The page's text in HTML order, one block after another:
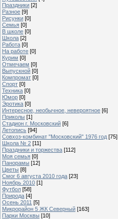
Праздники [2]
Разное [9]
Рисунки [0]
Семья [0]
В школе [0]
Школа [2]
Работа [0]
На работе [0]
Курим [0]
Отмечаем [0]
Выпускной [0]
Компромат [0]
Спорт [0]
Техника [0]
Юмор [0]
Эротика [0]
Интересное, необычное, невероятное [6]
Приколы [1]
Стадион г. Московский [6]
Летопись [94]
Совхоз-комбинат "Московский" 1976 год [75]
Школа № 2 [11]
Праздники и торжества [112]
Моя семья [0]
Панорамы [12]
Цветы [8]
Смог 6 августа 2010 года [23]
Ноябрь 2010 [1]
Футбол [58]
Природа [4]
Осень 2011 [5]
Микрорайон 5 ЖК Северный [163]
Парки Москвы [10]